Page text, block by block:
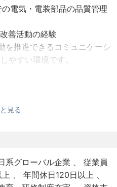
保証領域の企画・運用業務
も知識を蓄えながら楽しく
関係なく議論ができる環境
）
電気・電装部品の品質管理
善活動の経験
を推進できるコミュニケーシ
やすい環境です。
分析、改善提案など）
いただける方
買課題に取り組める方
門を超えたコミュニケーシ
見る
系グローバル企業
従業員
年間休日120日以上